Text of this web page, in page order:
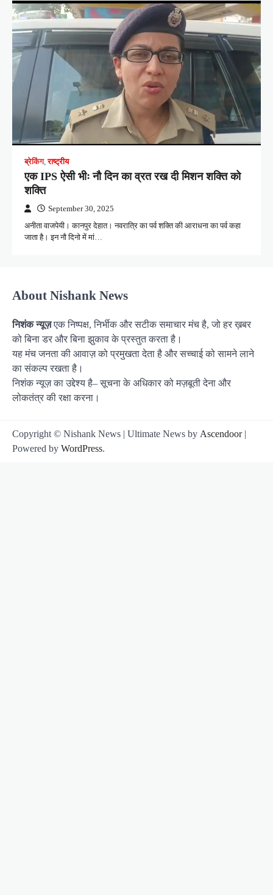
ब्रेकिंग,राष्ट्रीय
एक IPS ऐसी भीः नौ दिन का व्रत रख दी मिशन शक्ति को
शक्ति
September 30, 2025
अनीता वाजपेयी। कानपुर देहात। नवरात्रि का पर्व शक्ति की आराधना का पर्व कहा
जाता है। इन नौ दिनो में मां…
About Nishank News
निशंक न्यूज़एक निष्पक्ष, निर्भीक और सटीक समाचार मंच है, जो हर ख़बर
को बिना डर और बिना झुकाव के प्रस्तुत करता है।
यह मंच जनता की आवाज़ को प्रमुखता देता है और सच्चाई को सामने लाने
का संकल्प रखता है।
निशंक न्यूज़ का उद्देश्य है– सूचना के अधिकार को मज़बूती देना और
लोकतंत्र की रक्षा करना।
Copyright © Nishank News | Ultimate News by Ascendoor|
Powered by WordPress.